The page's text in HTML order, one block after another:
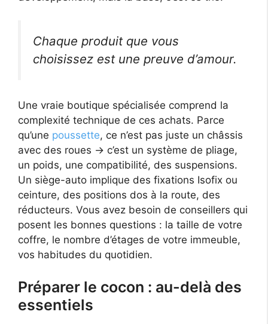
Chaque produit que vous
choisissez est une preuve d’amour.
Une vraie boutique spécialisée comprend la
complexité technique de ces achats. Parce
qu’une poussette, ce n’est pas juste un châssis
avec des roues → c’est un système de pliage,
un poids, une compatibilité, des suspensions.
Un siège-auto implique des fixations Isofix ou
ceinture, des positions dos à la route, des
réducteurs. Vous avez besoin de conseillers qui
posent les bonnes questions : la taille de votre
coffre, le nombre d’étages de votre immeuble,
vos habitudes du quotidien.
Préparer le cocon : au-delà des
essentiels